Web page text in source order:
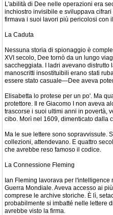
L'abilità di Dee nelle operazioni era
inchiostro invisibile e sviluppava
firmava i suoi lavori più pericolosi con
La Caduta
Nessuna storia di spionaggio è
XVI secolo, Dee tornò da un lungo
saccheggiata. I ladri avevano
manoscritti insostituibili erano stati
essere stato casuale—Dee aveva
Elisabetta lo protese per un po'. Ma
protettore. Il re Giacomo I non aveva
trascorse i suoi ultimi anni in povertà,
cibo. Morì nel 1609, dimenticato dalla
Ma le sue lettere sono sopravvissute.
collezioni, attendevano. E quattro
che avrebbe reso famoso il codice.
La Connessione Fleming
Ian Fleming lavorava per
Guerra Mondiale. Aveva accesso ai
comprese le archive storiche. È lì,
probabilmente si imbatté nelle lettere
avrebbe visto la firma.